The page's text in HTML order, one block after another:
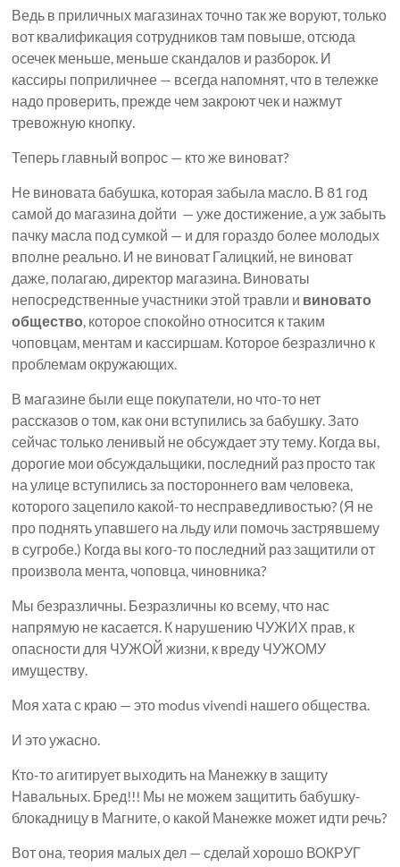
Ведь в приличных магазинах точно так же воруют, только
вот квалификация сотрудников там повыше, отсюда
осечек меньше, меньше скандалов и разборок. И
кассиры поприличнее — всегда напомнят, что в тележке
надо проверить, прежде чем закроют чек и нажмут
тревожную кнопку.
Теперь главный вопрос — кто же виноват?
Не виновата бабушка, которая забыла масло. В 81 год
самой до магазина дойти — уже достижение, а уж забыть
пачку масла под сумкой — и для гораздо более молодых
вполне реально. И не виноват Галицкий, не виноват
даже, полагаю, директор магазина. Виноваты
непосредственные участники этой травли и виновато
общество, которое спокойно относится к таким
чоповцам, ментам и кассиршам. Которое безразлично к
проблемам окружающих.
В магазине были еще покупатели, но что-то нет
рассказов о том, как они вступились за бабушку. Зато
сейчас только ленивый не обсуждает эту тему. Когда вы,
дорогие мои обсуждальщики, последний раз просто так
на улице вступились за постороннего вам человека,
которого зацепило какой-то несправедливостью? (Я не
про поднять упавшего на льду или помочь застрявшему
в сугробе.) Когда вы кого-то последний раз защитили от
произвола мента, чоповца, чиновника?
Мы безразличны. Безразличны ко всему, что нас
напрямую не касается. К нарушению ЧУЖИХ прав, к
опасности для ЧУЖОЙ жизни, к вреду ЧУЖОМУ
имуществу.
Моя хата с краю — это modus vivendi нашего общества.
И это ужасно.
Кто-то агитирует выходить на Манежку в защиту
Навальных. Бред!!! Мы не можем защитить бабушку-
блокадницу в Магните, о какой Манежке может идти речь?
Вот она, теория малых дел — сделай хорошо ВОКРУГ